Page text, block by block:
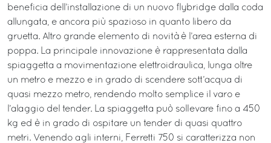
beneficia dell’installazione di un nuovo flybridge dalla coda
allungata, e ancora più spazioso in quanto libero da
gruetta. Altro grande elemento di novità è l’area esterna di
poppa. La principale innovazione è rappresentata dalla
spiaggetta a movimentazione elettroidraulica, lunga oltre
un metro e mezzo e in grado di scendere sott’acqua di
quasi mezzo metro, rendendo molto semplice il varo e
l’alaggio del tender. La spiaggetta può sollevare fino a 450
kg ed è in grado di ospitare un tender di quasi quattro
metri. Venendo agli interni, Ferretti 750 si caratterizza non